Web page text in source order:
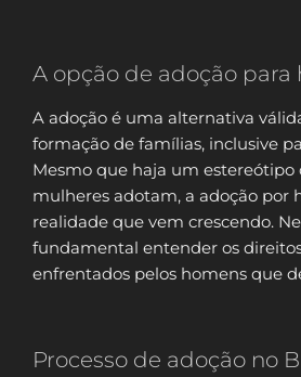
A opção de adoção para
A adoção é uma alternativa
formação de famílias, inclusive
Mesmo que haja um estereótipo
mulheres adotam, a adoção por
realidade que vem crescendo.
fundamental entender os
enfrentados pelos homens que
Processo de adoção no